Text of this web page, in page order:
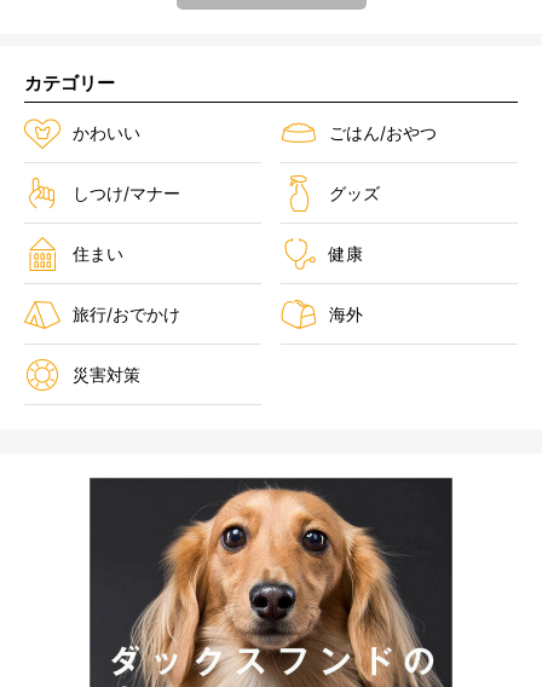
カテゴリー
かわいい ごはん/おやつ
しつけ/マナー グッズ
住まい 健康
旅行/おでかけ 海外
災害対策